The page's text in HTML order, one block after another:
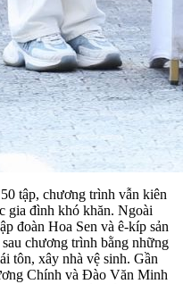
tập, chương trình vẫn kiên
gia đình khó khăn. Ngoài
đoàn Hoa Sen và ê-kíp sản
chương trình bằng những
tôn, xây nhà vệ sinh. Gần
Chính và Đào Văn Minh